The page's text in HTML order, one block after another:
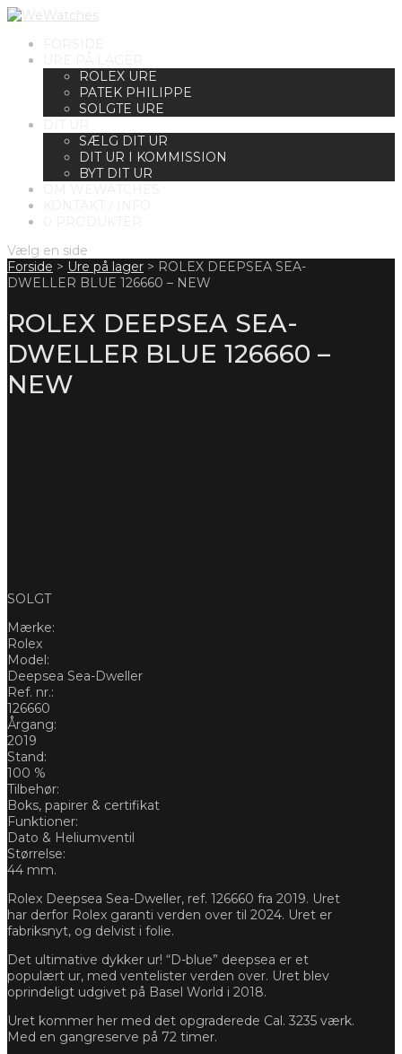
ROLEX URE
PATEK PHILIPPE
SOLGTE URE
SÆLG DIT UR
DIT UR I KOMMISSION
BYT DIT UR
Vælg en side
Forside > Ure på lager > ROLEX DEEPSEA SEA-
DWELLER BLUE 126660 – NEW
ROLEX DEEPSEA SEA-
DWELLER BLUE 126660 –
NEW
SOLGT
Mærke:
Rolex
Model:
Deepsea Sea-Dweller
Ref. nr.:
126660
Årgang:
2019
Stand:
100 %
Tilbehør:
Boks, papirer & certifikat
Funktioner:
Dato & Heliumventil
Størrelse:
44 mm.
Rolex Deepsea Sea-Dweller, ref. 126660 fra 2019. Uret
har derfor Rolex garanti verden over til 2024. Uret er
fabriksnyt, og delvist i folie.
Det ultimative dykker ur! “D-blue” deepsea er et
populært ur, med ventelister verden over. Uret blev
oprindeligt udgivet på Basel World i 2018.
Uret kommer her med det opgraderede Cal. 3235 værk.
Med en gangreserve på 72 timer.